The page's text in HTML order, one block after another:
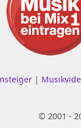
|
© 2001 -